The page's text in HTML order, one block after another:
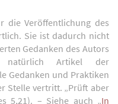
die Veröffentlichung des
Sie ist dadurch nicht
Gedanken des Autors
natürlich Artikel der
Gedanken und Praktiken
Stelle vertritt. „Prüft aber
5,21). – Siehe auch „In